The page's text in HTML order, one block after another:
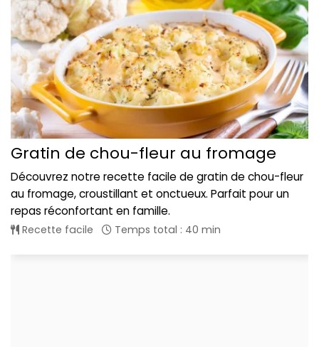
Gratin de chou-fleur au fromage
Découvrez notre recette facile de gratin de chou-fleur
au fromage, croustillant et onctueux. Parfait pour un
repas réconfortant en famille.
Recette facile Temps total : 40 min